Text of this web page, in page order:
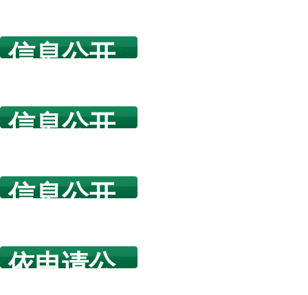
信息公开
信息公开
信息公开
依申请公